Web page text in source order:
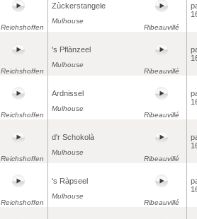
Reichshoffen
Zùckerstangele
Mulhouse
Ribeauvillé
Reichshoffen
's Pflànzeel
Mulhouse
Ribeauvillé
Reichshoffen
Ardnissel
Mulhouse
Ribeauvillé
Reichshoffen
d'r Schokolà
Mulhouse
Ribeauvillé
Reichshoffen
's Ràpseel
Mulhouse
Ribeauvillé